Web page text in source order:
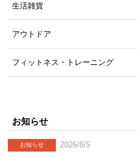
生活雑貨
アウトドア
フィットネス・トレーニング
お知らせ
お知らせ
2026/8/5